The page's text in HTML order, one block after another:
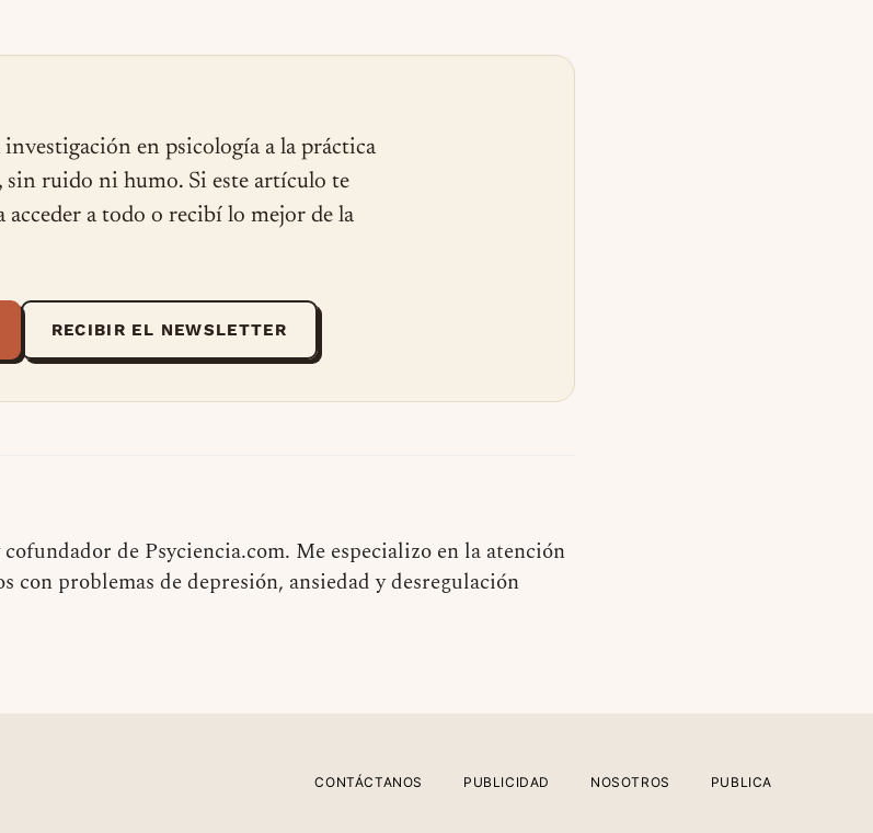
investigación en psicología a la práctica
ruido ni humo. Si este artículo te
a todo o recibí lo mejor de la
RECIBIR EL NEWSLETTER
de Psyciencia.com. Me especializo en la atención
con problemas de depresión, ansiedad y desregulación
CONTÁCTANOS PUBLICIDAD NOSOTROS PUBLICA